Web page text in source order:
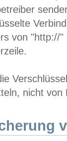
von "http://
nicht von